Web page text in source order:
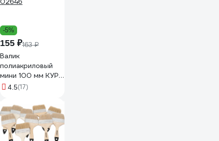
-5%
155 ₽163 ₽
Валик
полиакриловый
мини 100 мм КУРС
02646
4.5(17)